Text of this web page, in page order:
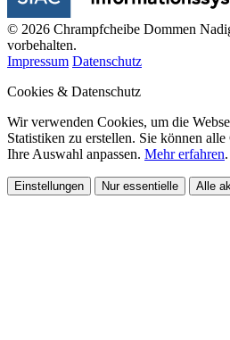
© 2026 Chrampfcheibe Dommen
vorbehalten.
Impressum Datenschutz
Cookies & Datenschutz
Wir verwenden Cookies, um die
Statistiken zu erstellen. Sie können
Ihre Auswahl anpassen. Mehr erfahren.
Einstellungen Nur essentielle Alle